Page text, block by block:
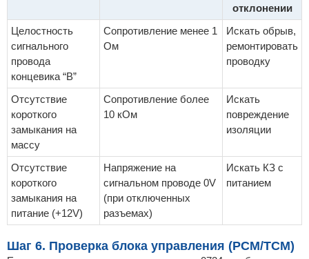
отклонении
Целостность
сигнального
провода
концевика “B”
Сопротивление менее 1
Ом
Искать обрыв,
ремонтировать
проводку
Отсутствие
короткого
замыкания на
массу
Сопротивление более
10 кОм
Искать
повреждение
изоляции
Отсутствие
короткого
замыкания на
питание (+12V)
Напряжение на
сигнальном проводе 0V
(при отключенных
разъемах)
Искать КЗ с
питанием
Шаг 6. Проверка блока управления (PCM/TCM)